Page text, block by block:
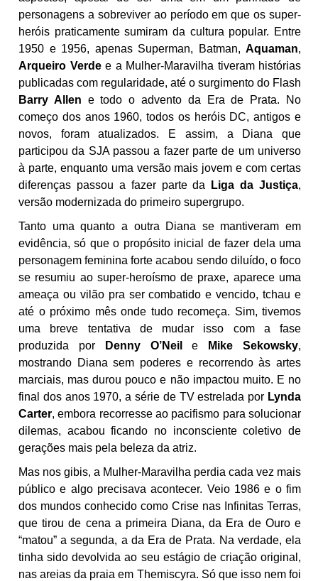
personagens a sobreviver ao período em que os super-
heróis praticamente sumiram da cultura popular. Entre
1950 e 1956, apenas Superman, Batman, Aquaman,
Arqueiro Verdee a Mulher-Maravilha tiveram histórias
publicadas com regularidade, até o surgimento do Flash
Barry Allen e todo o advento da Era de Prata. No
começo dos anos 1960, todos os heróis DC, antigos e
novos, foram atualizados. E assim, a Diana que
participou da SJA passou a fazer parte de um universo
à parte, enquanto uma versão mais jovem e com certas
diferenças passou a fazer parte da
Liga da Justiça,
versão modernizada do primeiro supergrupo.
Tanto uma quanto a outra Diana se mantiveram em
evidência, só que o propósito inicial de fazer dela uma
personagem feminina forte acabou sendo diluído, o foco
se resumiu ao super-heroísmo de praxe, aparece uma
ameaça ou vilão pra ser combatido e vencido, tchau e
até o próximo mês onde tudo recomeça. Sim, tivemos
uma breve tentativa de mudar isso com a fase
produzida por
Denny O’Neil e Mike Sekowsky,
mostrando Diana sem poderes e recorrendo às artes
marciais, mas durou pouco e não impactou muito. E no
final dos anos 1970, a série de TV estrelada por Lynda
Carter, embora recorresse ao pacifismo para solucionar
dilemas, acabou ficando no inconsciente coletivo de
gerações mais pela beleza da atriz.
Mas nos gibis, a Mulher-Maravilha perdia cada vez mais
público e algo precisava acontecer. Veio 1986 e o fim
dos mundos conhecido como Crise nas Infinitas Terras,
que tirou de cena a primeira Diana, da Era de Ouro e
“matou” a segunda, a da Era de Prata. Na verdade, ela
tinha sido devolvida ao seu estágio de criação original,
nas areias da praia em Themiscyra. Só que isso nem foi